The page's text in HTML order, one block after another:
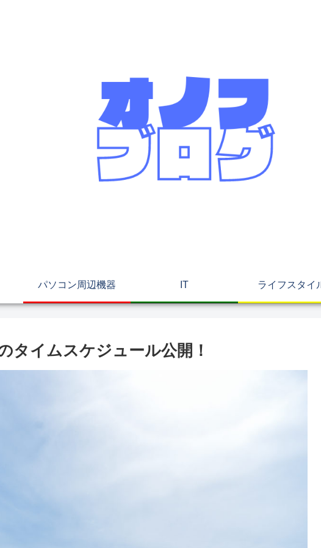
パソコン周辺機器 IT ライフスタイ
タイムスケジュール公開！